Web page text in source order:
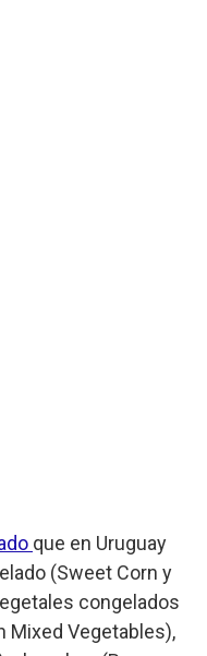
que en Uruguay
(Sweet Corn y
congelados
Mixed Vegetables),